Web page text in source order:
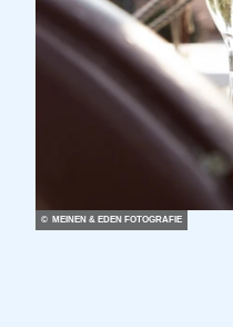
© MEINEN & EDEN FOTOGRAFIE